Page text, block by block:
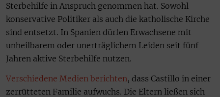
Sterbehilfe in Anspruch genommen hat. Sowohl
konservative Politiker als auch die katholische Kirche
sind entsetzt. In Spanien dürfen Erwachsene mit
unheilbarem oder unerträglichem Leiden seit fünf
Jahren aktive Sterbehilfe nutzen.
Verschiedene Medien berichten, dass Castillo in einer
zerrütteten Familie aufwuchs. Die Eltern ließen sich